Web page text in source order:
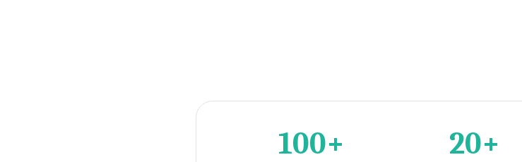
100+ 20+